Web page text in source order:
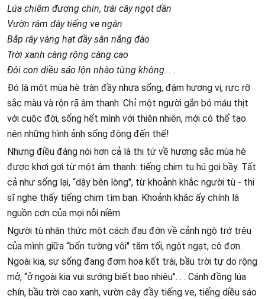
Lúa chiêm đương chín, trái cây ngọt dần
Vườn râm dậy tiếng ve ngân
Bắp rây vàng hạt đầy sân nắng đào
Trời xanh càng rộng càng cao
Đôi con diều sáo lộn nhào từng không. . .
Đó là một mùa hè tràn đầy nhựa sống, đậm hương vị, rực rỡ
sắc màu và rộn rã âm thanh. Chỉ một người gắn bó máu thịt
với cuộc đời, sống hết mình với thiên nhiên, mới có thể tạo
nên những hình ảnh sống động đến thế!
Nhưng điều đáng nói hơn cả là thi tứ về hương sắc mùa hè
được khơi gợi từ một âm thanh: tiếng chim tu hú gọi bầy. Tất
cả như sống lại, “dậy bên lòng", từ khoảnh khắc người tù - thi
sĩ nghe thấy tiếng chim tìm bạn. Khoảnh khắc ấy chính là
nguồn cơn của mọi nỗi niềm.
Người tù nhận thức một cách đau đớn về cảnh ngộ trớ trêu
của mình giữa “bốn tường vôi" tăm tối, ngột ngạt, cô đơn.
Ngoài kia, sự sống đang đơm hoa kết trái, bầu trời tự do rộng
mở, “ở ngoài kia vui sướng biết bao nhiêu". . . Cánh đồng lúa
chín, bầu trời cao xanh, vườn cây đầy tiếng ve, tiếng diều sáo